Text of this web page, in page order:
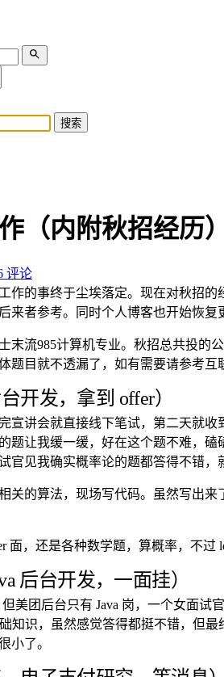
搜索
（内附秋招经历
评论
作的事终于尘埃落定。现在对秋招
来者参考。同时个人博客也开始恢
末流985计算机专业。秋招总共投的
题目就不透漏了，如有需要请参考
开发，拿到 offer）
宣讲会就直接线下笔试，第二天就
题让我缓一缓，好在这个题不难，
官见我确实概率论的题都答得不错，
关的算法，现场写代码。虽然写出
面，还是各种数学题，算概率，不
后台开发，一面挂）
美团后台只有 Java 岗，一个女面
知识，虽然感觉答得都挺不错，但
小了。